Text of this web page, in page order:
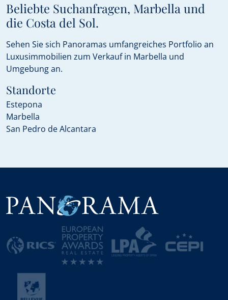
Beliebte Suchanfragen, Marbella und
die Costa del Sol.
Sehen Sie sich Panoramas umfangreiches Portfolio an
Luxusimmobilien zum Verkauf in Marbella und
Umgebung an.
Standorte
Estepona
Marbella
San Pedro de Alcantara